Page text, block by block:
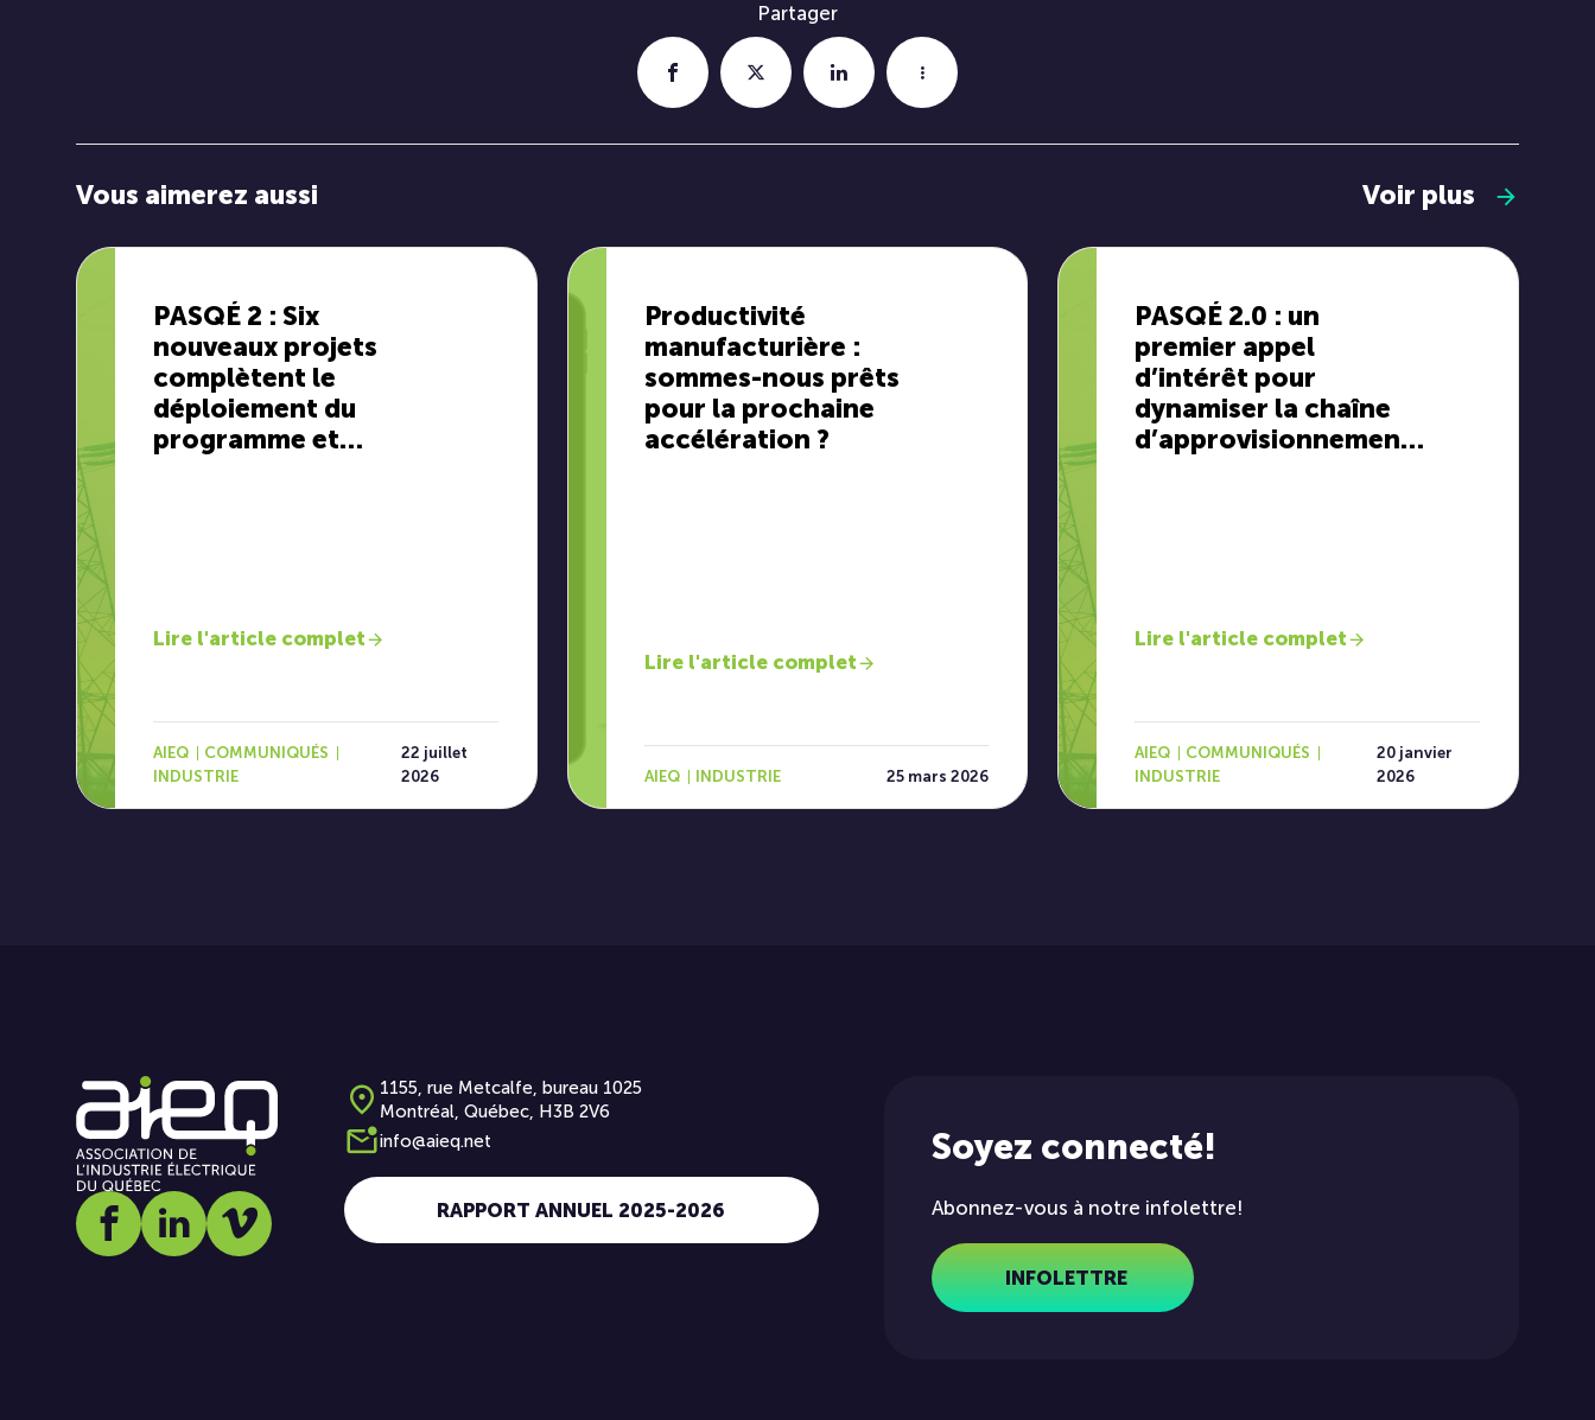
Partager
Vous aimerez aussi Voir plus
PASQÉ 2 : Six
nouveaux projets
complètent le
déploiement du
programme et
Lire l'article complet
AIEQ
COMMUNIQUÉS
INDUSTRIE
22 juillet
2026
Productivité
manufacturière :
sommes-nous prêts
pour la prochaine
accélération ?
Lire l'article complet
AIEQ INDUSTRIE 25 mars 2026
PASQÉ 2.0 : un
premier appel
d’intérêt pour
dynamiser la chaîne
d’approvisionnement
Lire l'article complet
AIEQ
COMMUNIQUÉS
INDUSTRIE
20 janvier
2026
Social media link icon-facebook
Social media link icon-linkedin
Social media link icon-vimeo
1155, rue Metcalfe, bureau 1025
Montréal, Québec, H3B 2V6
info@aieq.net
RAPPORT ANNUEL 2025-2026
Soyez connecté!
Abonnez-vous à notre infolettre!
INFOLETTRE